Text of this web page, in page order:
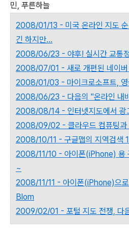
민, 푸른하늘
2008/01/13 - 미국 온라인 지도
긴 하지만...
2008/06/23 - 야후! 실시간 교통
2008/07/01 - 새로 개편된 네이버
2008/01/03 - 마이크로소프트,
2008/06/23 - 다음의 "온라인 내
2008/08/14 - 인터넷지도에서 광
2008/09/02 - 클라우드 컴퓨팅과
2008/10/11 - 구글맵의 지역검색
2008/11/10 - 아이폰(iPhone) 용
~
2008/11/11 - 아이폰(iPhone)으
Blom
2009/02/01 - 포털 지도 전쟁, 다